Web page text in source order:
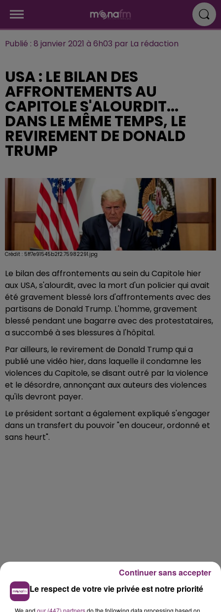
Publié : 8 janvier 2021 à 6h03 par La rédaction
USA : LE BILAN DES
AFFRONTEMENTS AU
CAPITOLE S'ALOURDIT...
DANS LE MÊME TEMPS, LE
REVIREMENT DE DONALD
TRUMP
Crédit : 5ff7e91545b2f2.75982291.jpg
Le bilan des affrontements au sein du Capitole hier
aux USA, s'alourdit, avec la mort d'un policier qui avait
été gravement blessé lors d'affrontements avec des
partisans de Donald Trump. L'homme, gravement
blessé pendant une bagarre avec des protestataires,
a succombé à ses blessures à l'hôpital.
Par ailleurs, le revirement de Donald Trump qui a
publié une vidéo hier, dans laquelle il condamne les
violences du Capitole, se disant outré par la violence
et le désordre, annonçant aux auteurs des violences
qu'ils devront payer.
Le président sortant a également expliqué s'engager
dans un transfert du pouvoir "en douceur, ordonné et
sans heurt".
Le respect de votre vie privée est notre priorité
We and our (447) partnersdo the following data processing based on
Continuer sans accepter